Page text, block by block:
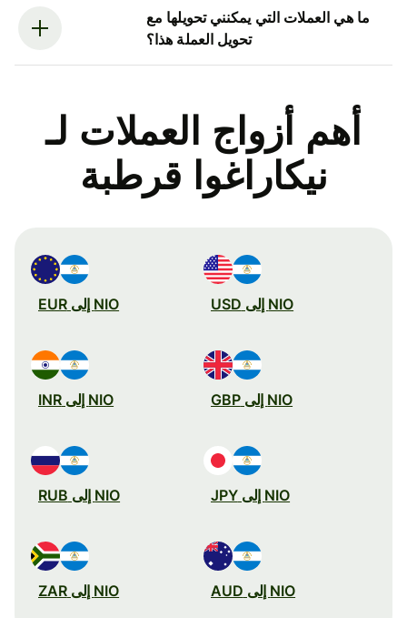
ما هي العملات التي يمكنني تحويلها مع
تحويل العملة هذا؟
أهم أزواج العملات لـ
نيكاراغوا قرطبة
NIO إلى USD NIO إلى EUR
NIO إلى GBP NIO إلى INR
NIO إلى JPY NIO إلى RUB
NIO إلى AUD NIO إلى ZAR